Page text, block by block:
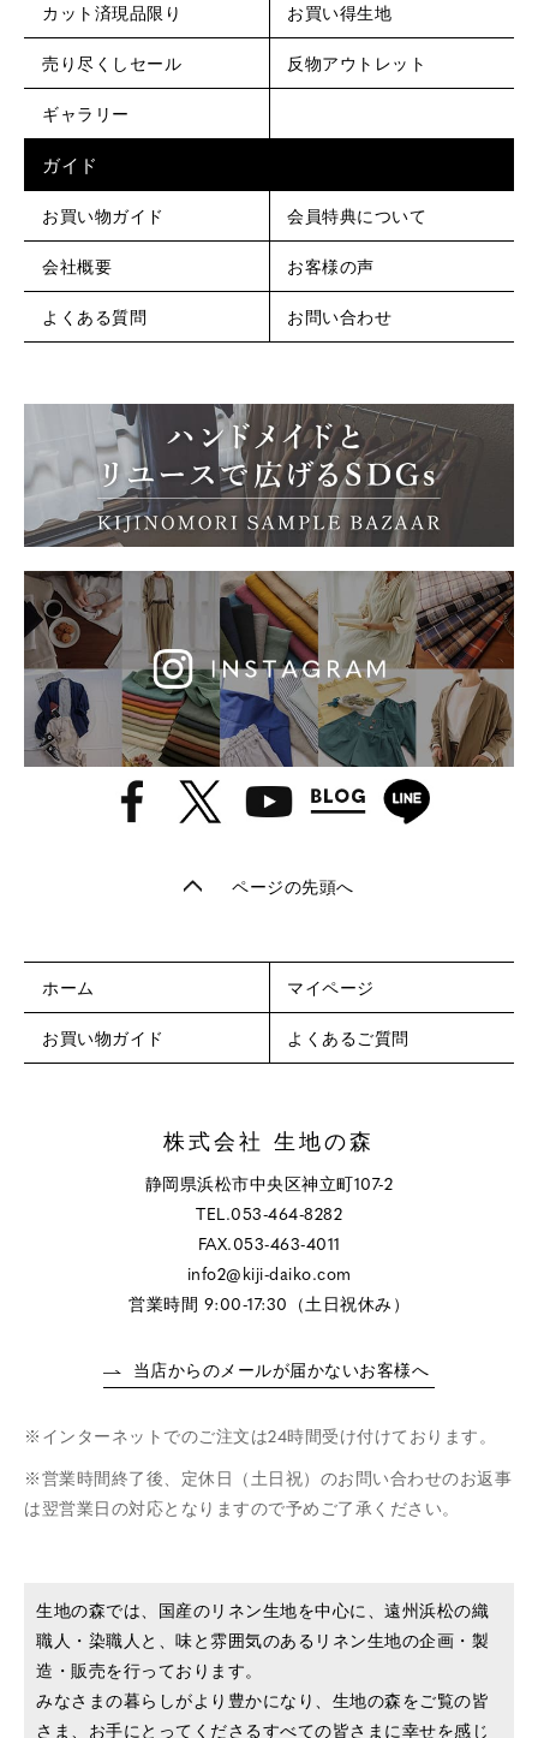
カット済現品限り お買い得生地
売り尽くしセール 反物アウトレット
ギャラリー
ガイド
お買い物ガイド 会員特典について
会社概要 お客様の声
よくある質問 お問い合わせ
ページの先頭へ
ホーム マイページ
お買い物ガイド よくあるご質問
株式会社 生地の森
静岡県浜松市中央区神立町107-2
TEL.053-464-8282
FAX.053-463-4011
info2@kiji-daiko.com
営業時間 9:00-17:30（土日祝休み）
当店からのメールが届かないお客様へ
インターネットでのご注文は24時間受け付けております。
営業時間終了後、定休日（土日祝）のお問い合わせのお返事
は翌営業日の対応となりますので予めご了承ください。
生地の森では、国産のリネン生地を中心に、遠州浜松の織
職人・染職人と、味と雰囲気のあるリネン生地の企画・製
造・販売を行っております。
みなさまの暮らしがより豊かになり、生地の森をご覧の皆
さま、お手にとってくださるすべての皆さまに幸せを感じ